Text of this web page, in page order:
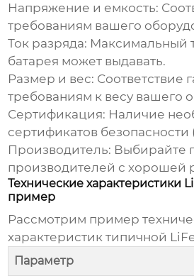
Напряжение и емкость:
требованиям вашего
Ток разряда: Максимальный
батарея может выдавать.
Размер и вес: Соответствие
требованиям к весу вашего
Сертификация: Наличие
сертификатов безопасности
Производитель: Выбирайте
производителей с хорошей
Технические характеристики
пример
Рассмотрим пример
характеристик типичной
Параметр